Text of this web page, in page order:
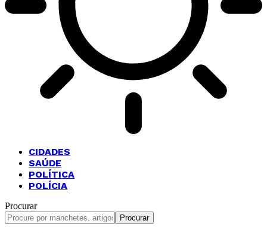
CIDADES
SAÚDE
POLÍTICA
POLÍCIA
Procurar